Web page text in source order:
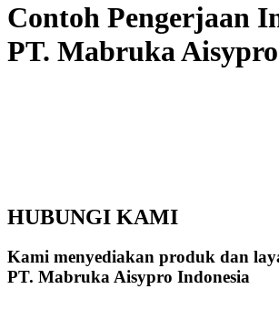
Contoh Pengerjaan
PT. Mabruka
HUBUNGI KAMI
Kami menyediakan produk dan
PT. Mabruka Aisypro Indonesia